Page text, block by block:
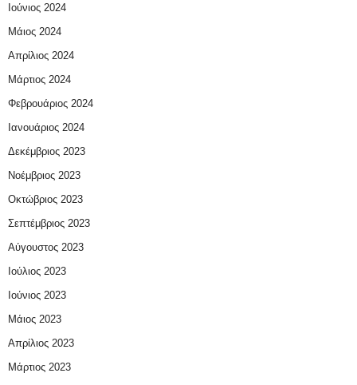
Ιούνιος 2024
Μάιος 2024
Απρίλιος 2024
Μάρτιος 2024
Φεβρουάριος 2024
Ιανουάριος 2024
Δεκέμβριος 2023
Νοέμβριος 2023
Οκτώβριος 2023
Σεπτέμβριος 2023
Αύγουστος 2023
Ιούλιος 2023
Ιούνιος 2023
Μάιος 2023
Απρίλιος 2023
Μάρτιος 2023